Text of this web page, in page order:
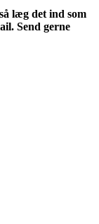
læg det ind som
Send gerne